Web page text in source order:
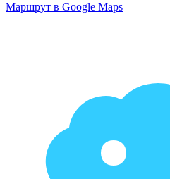
Маршрут в Google Maps